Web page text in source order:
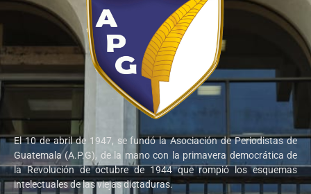
El 10 de abril de 1947, se fundó la Asociación de Periodistas de
Guatemala (A.P.G), de la mano con la primavera democrática de
la Revolución de octubre de 1944 que rompió los esquemas
intelectuales de las viejas dictaduras.